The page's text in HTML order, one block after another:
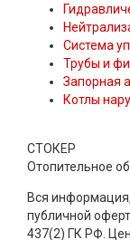
Система
Трубы и
Запорная
Котлы
СТОКЕР
Отопительное
Вся
публичной
437(2) ГК РФ.